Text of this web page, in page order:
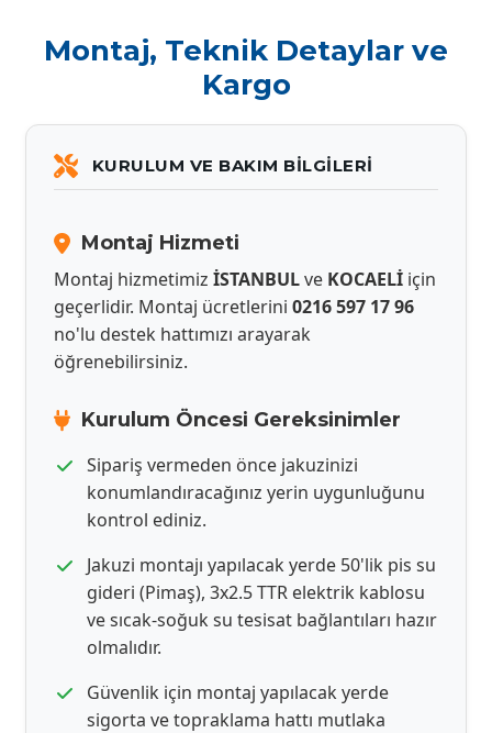
Montaj, Teknik Detaylar ve
Kargo
KURULUM VE BAKIM BILGILERI
Montaj Hizmeti
Montaj hizmetimiz İSTANBULve KOCAELİ için
geçerlidir. Montaj ücretlerini 0216 597 17 96
no'lu destek hattımızı arayarak
öğrenebilirsiniz.
Kurulum Öncesi Gereksinimler
Sipariş vermeden önce jakuzinizi
konumlandıracağınız yerin uygunluğunu
kontrol ediniz.
Jakuzi montajı yapılacak yerde 50'lik pis su
gideri (Pimaş), 3x2.5 TTR elektrik kablosu
ve sıcak-soğuk su tesisat bağlantıları hazır
olmalıdır.
Güvenlik için montaj yapılacak yerde
sigorta ve topraklama hattı mutlaka